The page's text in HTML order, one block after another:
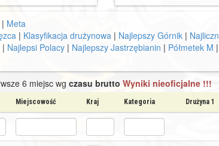
| Meta
| Klasyfikacja drużynowa | Najlepszy Górnik |
| Najlepsi Polacy | Najlepszy Jastrzębianin | Półmetek M |
6 miejsc wg czasu brutto Wyniki nieoficjalne !!!
Miejscowość Kraj Kategoria Drużyna 1